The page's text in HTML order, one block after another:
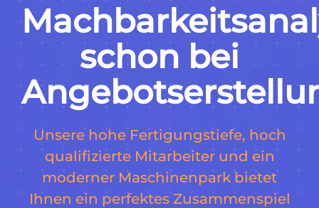
schon bei
Unsere hohe Fertigungstiefe, hoch
qualifizierte Mitarbeiter und ein
moderner Maschinenpark bietet
Ihnen ein perfektes Zusammenspiel